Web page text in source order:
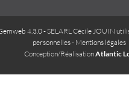
4.3.0- SELARL Cécile JOUIN
personnelles- Mentions légales
Conception/RéalisationAtlantic